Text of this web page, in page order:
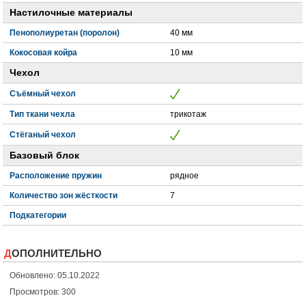
Настилочные материалы
Пенополиуретан (поролон) 40 мм
Кокосовая койра 10 мм
Чехол
Съёмный чехол
Тип ткани чехла трикотаж
Стёганый чехол
Базовый блок
Расположение пружин рядное
Количество зон жёсткости 7
Подкатегории
ДОПОЛНИТЕЛЬНО
Обновлено: 05.10.2022
Просмотров: 300